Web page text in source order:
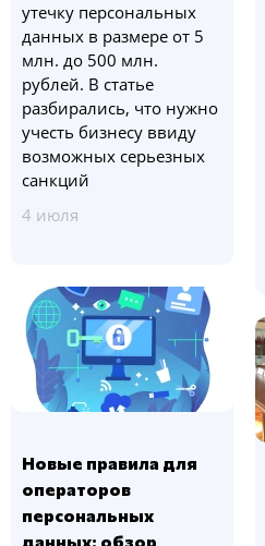
утечку персональных
данных в размере от 5
млн. до 500 млн.
рублей. В статье
разбирались, что нужно
учесть бизнесу ввиду
возможных серьезных
санкций
4 июля
Новые правила для
операторов
персональных
данных: обзор